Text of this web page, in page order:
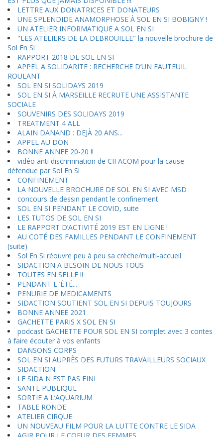
LETTRE AUX DONATRICES ET DONATEURS
UNE SPLENDIDE ANAMORPHOSE À SOL EN SI BOBIGNY !
UN ATELIER INFORMATIQUE A SOL EN SI
"LES ATELIERS DE LA DEBROUILLE" la nouvelle brochure de
Sol En Si
RAPPORT 2018 DE SOL EN SI
APPEL A SOLIDARITE : RECHERCHE D’UN FAUTEUIL
ROULANT
SOL EN SI SOLIDAYS 2019
SOL EN SI À MARSEILLE RECRUTE UNE ASSISTANTE
SOCIALE
SOUVENIRS DES SOLIDAYS 2019
TREATMENT 4 ALL
ALAIN DANAND : DEJÀ 20 ANS...
APPEL AU DON
BONNE ANNEE 20-20 !!
vidéo anti discrimination de CIFACOM pour la cause
défendue par Sol En Si
CONFINEMENT
LA NOUVELLE BROCHURE DE SOL EN SI AVEC MSD
concours de dessin pendant le confinement
SOL EN SI PENDANT LE COVID, suite
LES TUTOS DE SOL EN SI
LE RAPPORT D’ACTIVITÉ 2019 EST EN LIGNE !
AU COTÉ DES FAMILLES PENDANT LE CONFINEMENT
(suite)
Sol En Si réouvre peu à peu sa crèche/multi-accueil
SIDACTION A BESOIN DE NOUS TOUS
TOUTES EN SELLE !!
PENDANT L ’ÉTÉ...
PENURIE DE MEDICAMENTS
SIDACTION SOUTIENT SOL EN SI DEPUIS TOUJOURS
BONNE ANNEE 2021
GACHETTE PARIS X SOL EN SI
podcast GACHETTE POUR SOL EN SI complet avec 3 contes
à faire écouter à vos enfants
DANSONS CORPS
SOL EN SI AUPRÈS DES FUTURS TRAVAILLEURS SOCIAUX
SIDACTION
LE SIDA N EST PAS FINI
SANTE PUBLIQUE
SORTIE A L’AQUARIUM
TABLE RONDE
ATELIER CIRQUE
UN NOUVEAU FILM POUR LA LUTTE CONTRE LE SIDA